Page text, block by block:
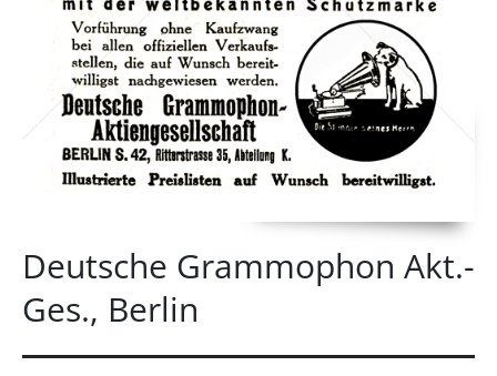
Deutsche Grammophon Akt.-
Ges., Berlin